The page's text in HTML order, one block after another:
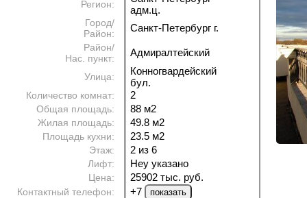
Регион:
адм.ц.
Город/
Район:
Санкт-Петербург г.
Район/
Нас. пункт:
Адмиралтейский
Улица:
Конногвардейский
бул.
Количество комнат: 2
Общая площадь: 88 м2
Жилая площадь: 49.8 м2
Площадь кухни: 23.5 м2
Этаж: 2 из 6
Лифт: Неу указано
Цена: 25902 тыс. руб.
Контактный телефон: +7